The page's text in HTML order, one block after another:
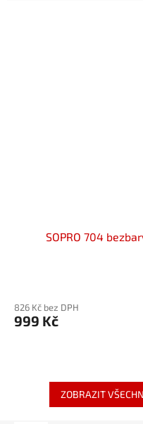
SOPRO 704
826 Kč bez DPH
999 Kč
ZOBRAZIT